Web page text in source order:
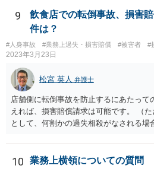
の関連性が薄くても労働時間性が認めら
労働時間性が認められる場合、少なく
請求することなどが考えられます。 こ
本件にどうあてはまるのかは具体的な事
きないことですので、一度弁護士に相談
9
飲食店での転倒事故、損害
件は？
#人身事故 #業務上過失・損害賠償 #被害者 #
2023年3月23日
松宮 英人 弁護士
店舗側に転倒事故を防止するにあたって
えれば、損害賠償請求は可能です。 （
として、何割かの過失相殺がなされる
床材等の性質、清掃により濡れるなどし
いたか（清掃の仕方）、当日の天候、
10 業務上横領についての質問